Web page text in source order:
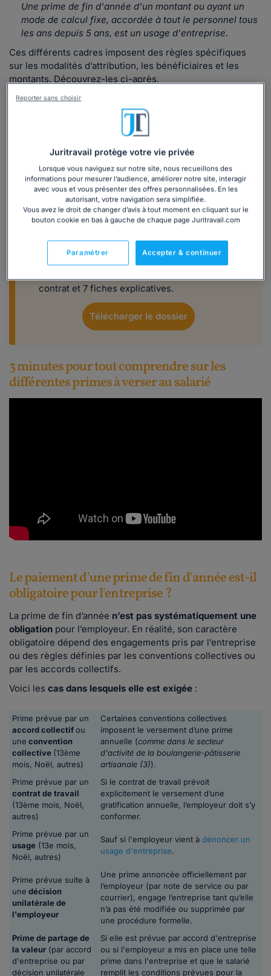
Une prime de fin d'année d'un montant ou ayant un
mode de calcul fixe, accordée à tout le personnel tous
les ans depuis 5 ans, est un usage d'entreprise.
Ces différents cadres imposent des règles spécifiques
sur les modalités d’attribution, les bénéficiaires et les
montants. Découvrez-les ci-après.
Comment verser des primes à ses
salariés ?
Vous êtes employeur et vous souhaitez verser
des primes et/ou des avantages à vos salariés
procéder grâce à notre dossier complet.
Inclus dans ce dossier :
contrat et 7 fiches explicatives.
Télécharger le dossier
3 minutes pour tout comprendre sur les
différentes primes à verser au salarié
Le paiement d'une prime de fin d'année est-il
obligatoire pour l'entreprise ?
La prime de fin d’année n’est pas systématiquement une
obligation pour l’employeur. En réalité, son caractère
obligatoire dépend des engagements pris par l’entreprise
ou des règles définies par les conventions collectives ou
par les accords collectifs.
Voici les cas dans lesquels elle est exigée :
Prime prévue par un
accord collectifou
une convention
collective (13ème
mois, Noël, autres)
Certaines conventions collectives
imposent le versement d’une prime
annuelle (comme dans le secteur
d'activité de la boulangerie-pâtisserie
artisanale (3)).
Prime prévue par un
contrat de travail
(13ème mois, Noël,
autres)
Si le contrat de travail prévoit
explicitement le versement d’une
gratification annuelle, l’employeur doit s’y
conformer.
Prime prévue par un
usage (13e mois,
Noël, autres)
Sauf si l'employeur vient à dénoncer un
usage d'entreprise.
Prime prévue suite à
une décision
unilatérale de
l'employeur
Une prime annoncée officiellement par
l’employeur (par note de service ou par
courrier), engage l’entreprise tant qu’elle
n’a pas été modifiée ou supprimée par
une procédure formelle.
Prime de partage de
la valeur (par accord
d'entreprise ou par
décision unilatérale
Si elle est prévue par accord d'entreprise
ou si l'employeur a mis en place une telle
prime dans l'entreprise et que le salarié
remplit les conditions prévues pour la
Juritravail protège votre vie privée
Lorsque vous naviguez sur notre site, nous recueillons des
informations pour mesurer l’audience, améliorer notre site, interagir
avec vous et vous présenter des offres personnalisées. En les
autorisant, votre navigation sera simplifiée.
Vous avez le droit de changer d’avis à tout moment en cliquant sur le
bouton cookie en bas à gauche de chaque page Juritravail.com
Accepter & continuer
Paramétrer
Reporter sans choisir